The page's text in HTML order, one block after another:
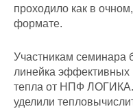
проходило как в
формате.
Участникам семинара
линейка эффективных
тепла от НПФ ЛОГИКА.
уделили